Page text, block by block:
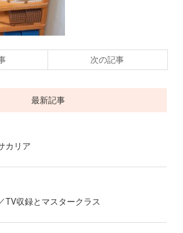
次の記事
最新記事
カリア
TV収録とマスタークラス